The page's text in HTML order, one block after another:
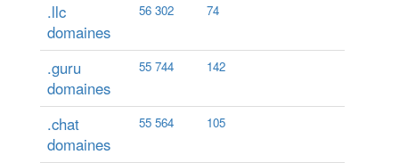
.llc
domaines
56 302 74
.guru
domaines
55 744 142
.chat
domaines
55 564 105